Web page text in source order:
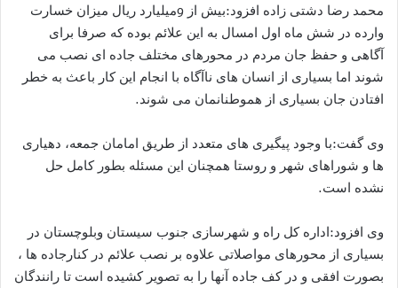
محمد رضا دشتی زاده افزود:بیش از 9میلیارد ریال میزان خسارت
وارده در شش ماه اول امسال به این علائم بوده که صرفا برای
آگاهی و حفظ جان مردم در محورهای مختلف جاده ای نصب می
شوند اما بسیاری از انسان های ناآگاه با انجام این کار باعث به خطر
افتادن جان بسیاری از هموطنانمان می شوند.
وی گفت:با وجود پیگیری های متعدد از طریق امامان جمعه، دهیاری
ها و شوراهای شهر و روستا همچنان این مسئله بطور کامل حل
نشده است.
وی افزود:اداره کل راه و شهرسازی جنوب سیستان وبلوچستان در
بسیاری از محورهای مواصلاتی علاوه بر نصب علائم در کنارجاده ها ،
بصورت افقی و در کف جاده آنها را به تصویر کشیده است تا رانندگان